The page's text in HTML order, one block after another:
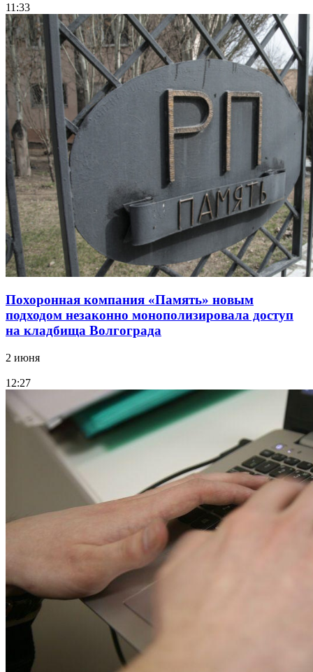
11:33
Похоронная компания «Память» новым
подходом незаконно монополизировала доступ
на кладбища Волгограда
2 июня
12:27